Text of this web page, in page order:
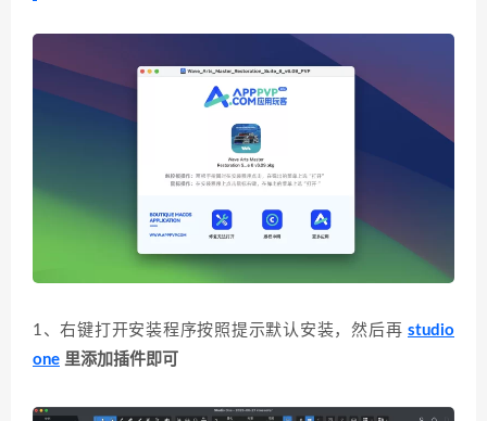
1、右键打开安装程序按照提示默认安装，然后再 studio
one 里添加插件即可